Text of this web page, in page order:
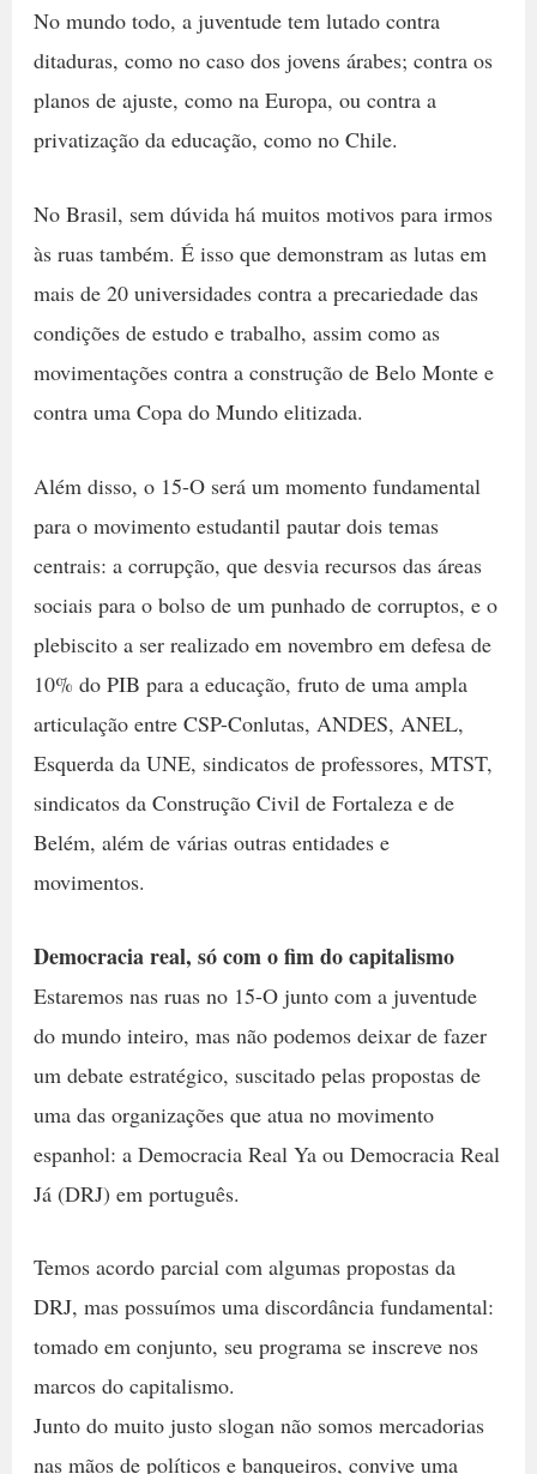
No mundo todo, a juventude tem lutado contra
ditaduras, como no caso dos jovens árabes; contra os
planos de ajuste, como na Europa, ou contra a
privatização da educação, como no Chile.
No Brasil, sem dúvida há muitos motivos para irmos
às ruas também. É isso que demonstram as lutas em
mais de 20 universidades contra a precariedade das
condições de estudo e trabalho, assim como as
movimentações contra a construção de Belo Monte e
contra uma Copa do Mundo elitizada.
Além disso, o 15-O será um momento fundamental
para o movimento estudantil pautar dois temas
centrais: a corrupção, que desvia recursos das áreas
sociais para o bolso de um punhado de corruptos, e o
plebiscito a ser realizado em novembro em defesa de
10% do PIB para a educação, fruto de uma ampla
articulação entre CSP-Conlutas, ANDES, ANEL,
Esquerda da UNE, sindicatos de professores, MTST,
sindicatos da Construção Civil de Fortaleza e de
Belém, além de várias outras entidades e
movimentos.
Democracia real, só com o fim do capitalismo
Estaremos nas ruas no 15-O junto com a juventude
do mundo inteiro, mas não podemos deixar de fazer
um debate estratégico, suscitado pelas propostas de
uma das organizações que atua no movimento
espanhol: a Democracia Real Ya ou Democracia Real
Já (DRJ) em português.
Temos acordo parcial com algumas propostas da
DRJ, mas possuímos uma discordância fundamental:
tomado em conjunto, seu programa se inscreve nos
marcos do capitalismo.
Junto do muito justo slogan não somos mercadorias
nas mãos de políticos e banqueiros, convive uma